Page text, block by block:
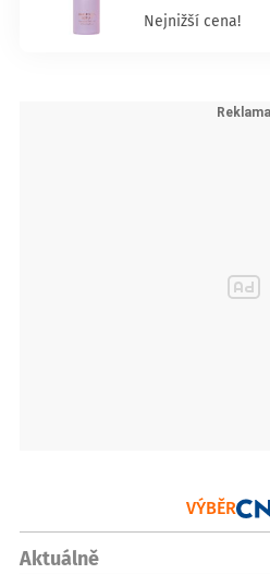
Nejnižší cena!
VÝBĚR
Aktuálně